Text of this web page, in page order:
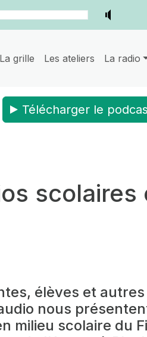
La grille Les ateliers La radio
Télécharger le
scolaires
élèves et
nous
milieu scolaire du